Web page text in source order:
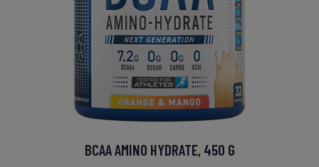
BCAA AMINO HYDRATE, 450 G